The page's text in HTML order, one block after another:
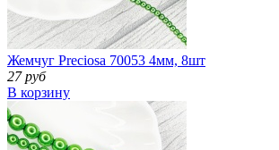
Жемчуг Preciosa 70053 4мм, 8шт
27 руб
В корзину